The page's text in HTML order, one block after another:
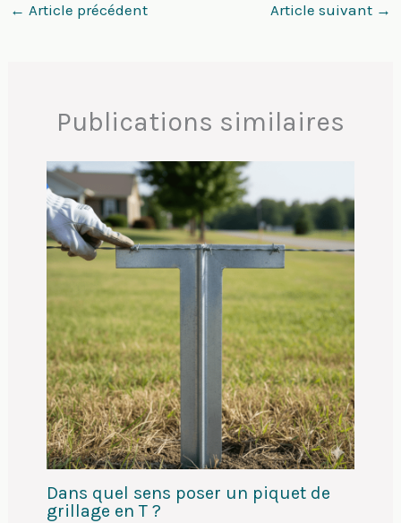
← Article précédent Article suivant →
Publications similaires
Dans quel sens poser un piquet de
grillage en T ?